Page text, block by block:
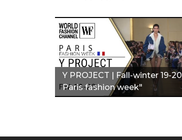
Y PROJECT | Fall-winter 19-20
Paris fashion week"